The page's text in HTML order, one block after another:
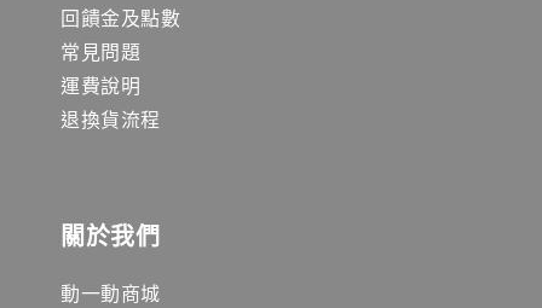
回饋金及點數
常見問題
運費說明
退換貨流程
關於我們
動一動商城